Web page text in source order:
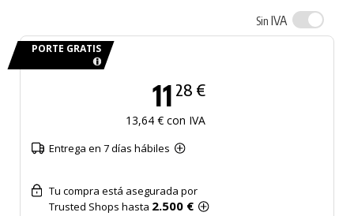
Sin IVA
PORTE GRATIS
11 28 €
13,64 € con IVA
Entrega en 7 días hábiles
Tu compra está asegurada por
Trusted Shops hasta 2.500 €